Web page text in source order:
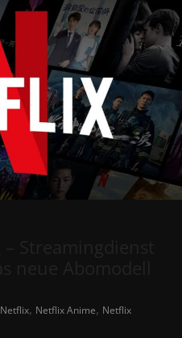
Netflix, Netflix Anime, Netflix